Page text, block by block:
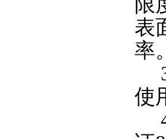
表
率
使